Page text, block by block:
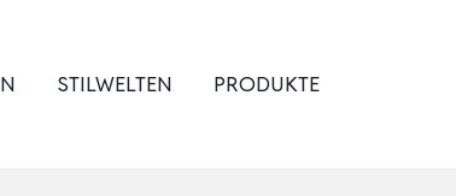
STILWELTEN PRODUKTE